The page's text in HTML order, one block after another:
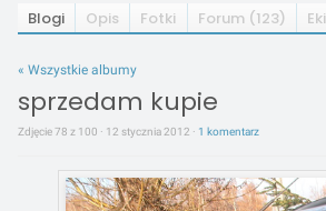
Blogi Opis Fotki Forum (123)
« Wszystkie albumy
sprzedam kupie
Zdjęcie 78 z 100 · 12 stycznia 2012 · 1 komentarz